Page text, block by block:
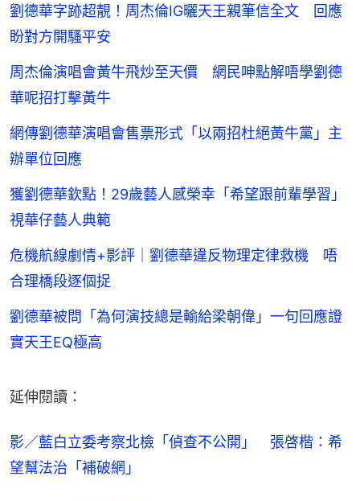
劉德華字跡超靚！周杰倫IG曬天王親筆信全文 回應
盼對方開騷平安
周杰倫演唱會黃牛飛炒至天價 網民呻點解唔學劉德
華呢招打擊黃牛
網傳劉德華演唱會售票形式「以兩招杜絕黃牛黨」主
辦單位回應
獲劉德華欽點！29歲藝人感榮幸「希望跟前輩學習」
視華仔藝人典範
危機航線劇情+影評｜劉德華違反物理定律救機 唔
合理橋段逐個捉
劉德華被問「為何演技總是輸給梁朝偉」一句回應證
實天王EQ極高
延伸閱讀：
影／藍白立委考察北檢「偵查不公開」　張啓楷：希
望幫法治「補破網」